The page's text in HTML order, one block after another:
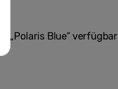
„Polaris Blue“ verfügbar